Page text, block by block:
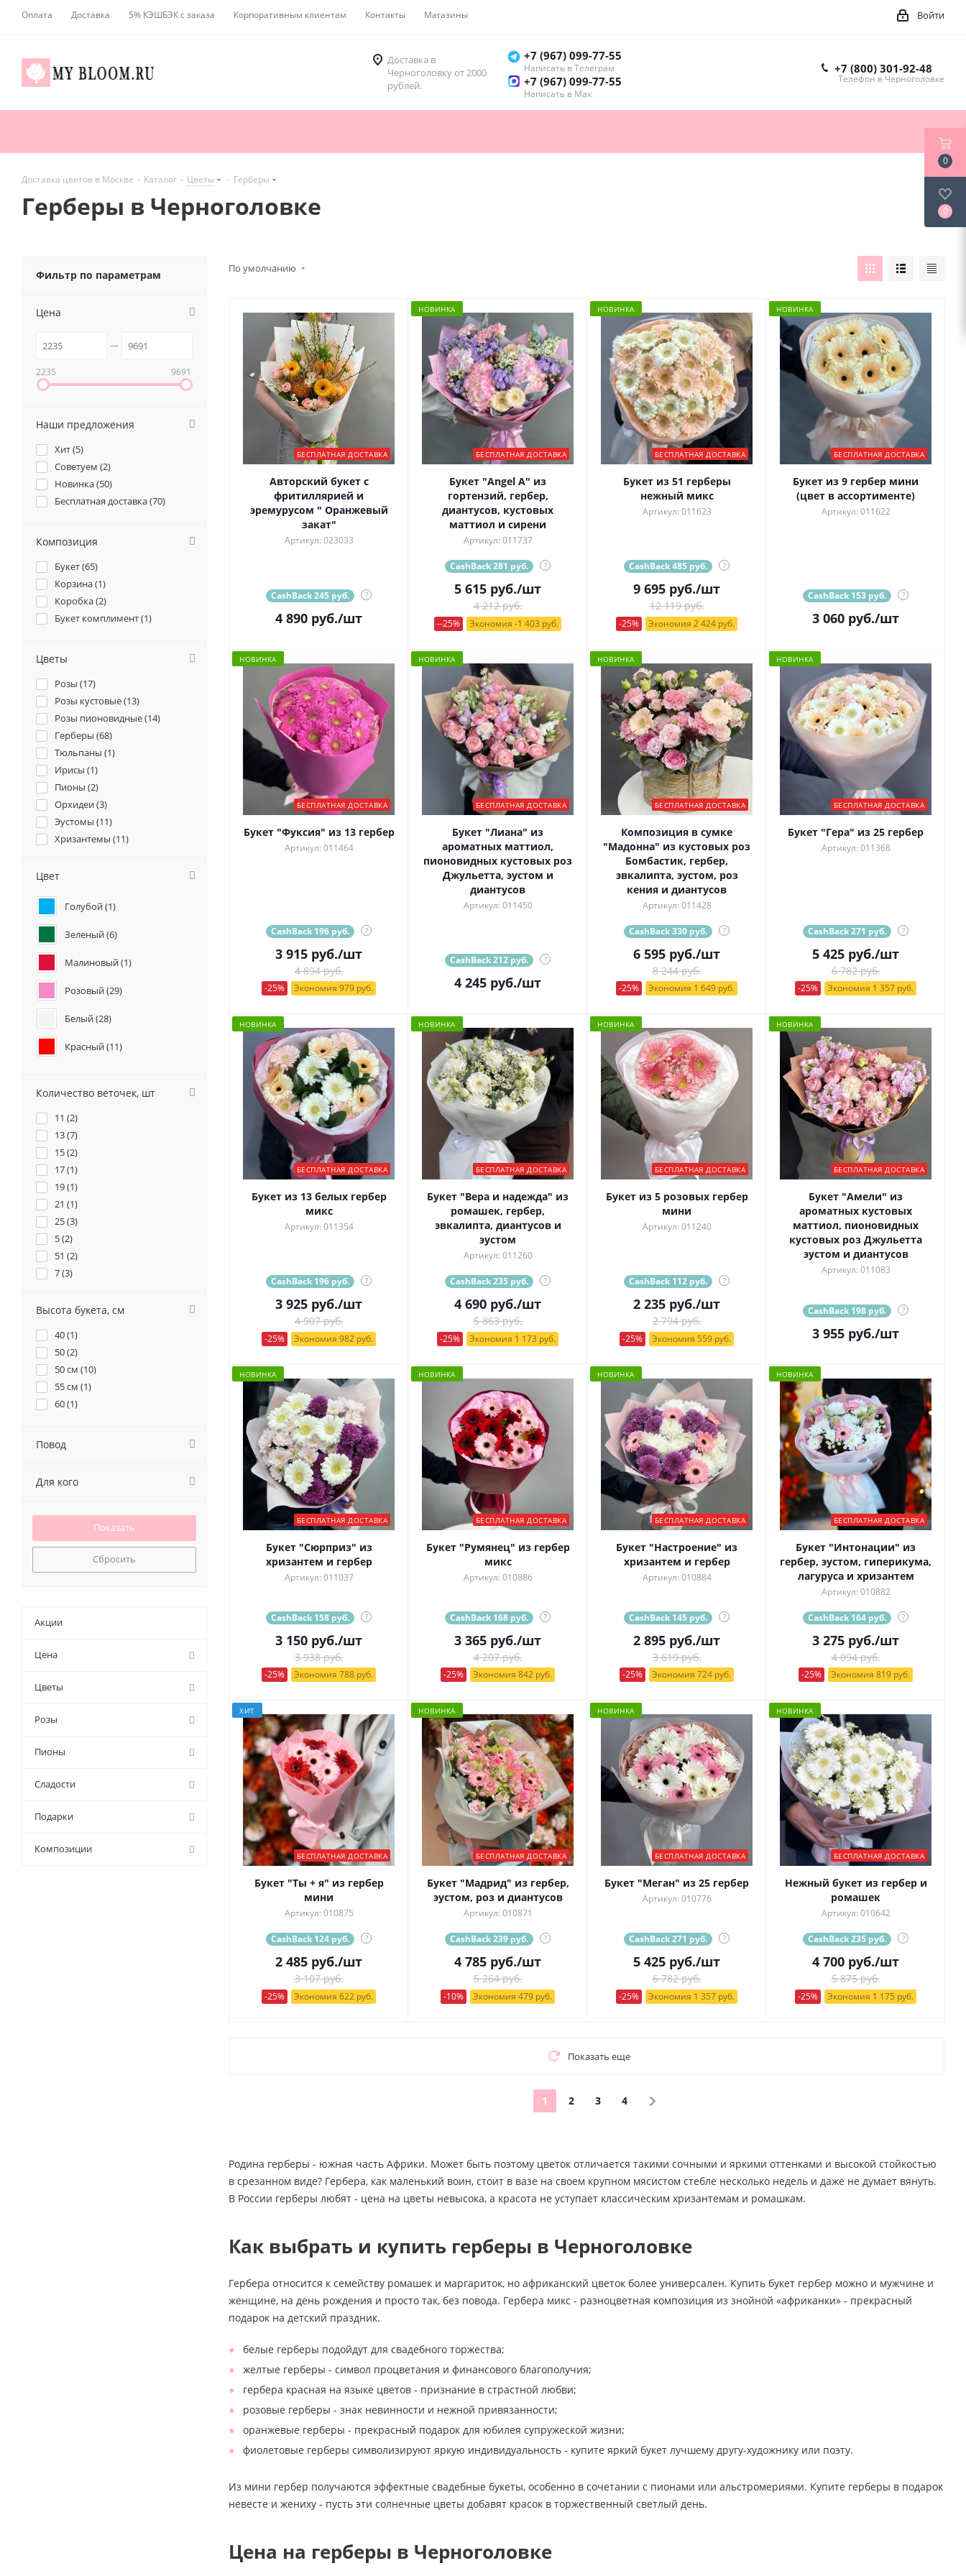
Оплата Доставка 5% КЭШБЭК с заказа Корпоративным клиентам Контакты Магазины Войти
Доставка в
Черноголовку от 2000
рублей.
+7 (967) 099-77-55
Написать в Телеграм
+7 (967) 099-77-55
Написать в Мах
+7 (800) 301-92-48
Телефон в Черноголовке
Доставка цветов в Москве - Каталог - Цветы - Герберы
Герберы в Черноголовке
По умолчанию
БЕСПЛАТНАЯ ДОСТАВКА
Авторский букет с
фритиллярией и
эремурусом " Оранжевый
закат"
Артикул: 023033
CashBack 245 руб. ?
4 890 руб./шт
НОВИНКА
БЕСПЛАТНАЯ ДОСТАВКА
Букет "Angel A" из
гортензий, гербер,
диантусов, кустовых
маттиол и сирени
Артикул: 011737
CashBack 281 руб. ?
5 615 руб./шт
4 212 руб.
--25% Экономия -1 403 руб.
НОВИНКА
БЕСПЛАТНАЯ ДОСТАВКА
Букет из 51 герберы
нежный микс
Артикул: 011623
CashBack 485 руб. ?
9 695 руб./шт
12 119 руб.
-25% Экономия 2 424 руб.
НОВИНКА
БЕСПЛАТНАЯ ДОСТАВКА
Букет из 9 гербер мини
(цвет в ассортименте)
Артикул: 011622
CashBack 153 руб. ?
3 060 руб./шт
НОВИНКА
БЕСПЛАТНАЯ ДОСТАВКА
Букет "Фуксия" из 13 гербер
Артикул: 011464
CashBack 196 руб. ?
3 915 руб./шт
4 894 руб.
-25% Экономия 979 руб.
НОВИНКА
БЕСПЛАТНАЯ ДОСТАВКА
Букет "Лиана" из
ароматных маттиол,
пионовидных кустовых роз
Джульетта, эустом и
диантусов
Артикул: 011450
CashBack 212 руб. ?
4 245 руб./шт
НОВИНКА
БЕСПЛАТНАЯ ДОСТАВКА
Композиция в сумке
"Мадонна" из кустовых роз
Бомбастик, гербер,
эвкалипта, эустом, роз
кения и диантусов
Артикул: 011428
CashBack 330 руб. ?
6 595 руб./шт
8 244 руб.
-25% Экономия 1 649 руб.
НОВИНКА
БЕСПЛАТНАЯ ДОСТАВКА
Букет "Гера" из 25 гербер
Артикул: 011368
CashBack 271 руб. ?
5 425 руб./шт
6 782 руб.
-25% Экономия 1 357 руб.
НОВИНКА
БЕСПЛАТНАЯ ДОСТАВКА
Букет из 13 белых гербер
микс
Артикул: 011354
CashBack 196 руб. ?
3 925 руб./шт
4 907 руб.
-25% Экономия 982 руб.
НОВИНКА
БЕСПЛАТНАЯ ДОСТАВКА
Букет "Вера и надежда" из
ромашек, гербер,
эвкалипта, диантусов и
эустом
Артикул: 011260
CashBack 235 руб. ?
4 690 руб./шт
5 863 руб.
-25% Экономия 1 173 руб.
НОВИНКА
БЕСПЛАТНАЯ ДОСТАВКА
Букет из 5 розовых гербер
мини
Артикул: 011240
CashBack 112 руб. ?
2 235 руб./шт
2 794 руб.
-25% Экономия 559 руб.
НОВИНКА
БЕСПЛАТНАЯ ДОСТАВКА
Букет "Амели" из
ароматных кустовых
маттиол, пионовидных
кустовых роз Джульетта
эустом и диантусов
Артикул: 011083
CashBack 198 руб. ?
3 955 руб./шт
НОВИНКА
БЕСПЛАТНАЯ ДОСТАВКА
Букет "Сюрприз" из
хризантем и гербер
Артикул: 011037
CashBack 158 руб. ?
3 150 руб./шт
3 938 руб.
-25% Экономия 788 руб.
НОВИНКА
БЕСПЛАТНАЯ ДОСТАВКА
Букет "Румянец" из гербер
микс
Артикул: 010886
CashBack 168 руб. ?
3 365 руб./шт
4 207 руб.
-25% Экономия 842 руб.
НОВИНКА
БЕСПЛАТНАЯ ДОСТАВКА
Букет "Настроение" из
хризантем и гербер
Артикул: 010884
CashBack 145 руб. ?
2 895 руб./шт
3 619 руб.
-25% Экономия 724 руб.
НОВИНКА
БЕСПЛАТНАЯ ДОСТАВКА
Букет "Интонации" из
гербер, эустом, гиперикума,
лагуруса и хризантем
Артикул: 010882
CashBack 164 руб. ?
3 275 руб./шт
4 094 руб.
-25% Экономия 819 руб.
ХИТ
БЕСПЛАТНАЯ ДОСТАВКА
Букет "Ты + я" из гербер
мини
Артикул: 010875
CashBack 124 руб. ?
2 485 руб./шт
3 107 руб.
-25% Экономия 622 руб.
НОВИНКА
БЕСПЛАТНАЯ ДОСТАВКА
Букет "Мадрид" из гербер,
эустом, роз и диантусов
Артикул: 010871
CashBack 239 руб. ?
4 785 руб./шт
5 264 руб.
-10% Экономия 479 руб.
НОВИНКА
БЕСПЛАТНАЯ ДОСТАВКА
Букет "Меган" из 25 гербер
Артикул: 010776
CashBack 271 руб. ?
5 425 руб./шт
6 782 руб.
-25% Экономия 1 357 руб.
НОВИНКА
БЕСПЛАТНАЯ ДОСТАВКА
Нежный букет из гербер и
ромашек
Артикул: 010642
CashBack 235 руб. ?
4 700 руб./шт
5 875 руб.
-25% Экономия 1 175 руб.
Показать еще
1 2 3 4
Родина герберы - южная часть Африки. Может быть поэтому цветок отличается такими сочными и яркими оттенками и высокой стойкостью
в срезанном виде? Гербера, как маленький воин, стоит в вазе на своем крупном мясистом стебле несколько недель и даже не думает вянуть.
В России герберы любят - цена на цветы невысока, а красота не уступает классическим хризантемам и ромашкам.
Как выбрать и купить герберы в Черноголовке
Гербера относится к семейству ромашек и маргариток, но африканский цветок более универсален. Купить букет гербер можно и мужчине и
женщине, на день рождения и просто так, без повода. Гербера микс - разноцветная композиция из знойной «африканки» - прекрасный
подарок на детский праздник.
белые герберы подойдут для свадебного торжества;
желтые герберы - символ процветания и финансового благополучия;
гербера красная на языке цветов - признание в страстной любви;
розовые герберы - знак невинности и нежной привязанности;
оранжевые герберы - прекрасный подарок для юбилея супружеской жизни;
фиолетовые герберы символизируют яркую индивидуальность - купите яркий букет лучшему другу-художнику или поэту.
Из мини гербер получаются эффектные свадебные букеты, особенно в сочетании с пионами или альстромериями. Купите герберы в подарок
невесте и жениху - пусть эти солнечные цветы добавят красок в торжественный светлый день.
Цена на герберы в Черноголовке
Фильтр по параметрам
Цена
2235 9691
Наши предложения
Хит (5)
Советуем (2)
Новинка (50)
Бесплатная доставка (70)
Композиция
Букет (65)
Корзина (1)
Коробка (2)
Букет комплимент (1)
Цветы
Розы (17)
Розы кустовые (13)
Розы пионовидные (14)
Герберы (68)
Тюльпаны (1)
Ирисы (1)
Пионы (2)
Орхидеи (3)
Эустомы (11)
Хризантемы (11)
Ранункулюсы (
Гортензии (1)
Подсолнухи (
Гвоздики (12)
Гладиолус (2 )
Каллы (
Маттиола (4)
Нарциссы (
Цвет
Голубой (1)
Зеленый (6)
Малиновый (1)
Розовый (29)
Белый (28)
Красный (11)
Кремовый (
Оранжевый (
Персиковый (
Разноцветный (
Количество веточек, шт
11 (2)
13 (7)
15 (2)
17 (1)
19 (1)
21 (1)
25 (3)
5 (2)
51 (2)
7 (3)
Высота букета, см
40 (1)
50 (2)
50 см (10)
55 см (1)
60 (1)
Повод
Для кого
Сбросить
Акции
Цена
Цветы
Розы
Пионы
Сладости
Подарки
Композиции
0
0